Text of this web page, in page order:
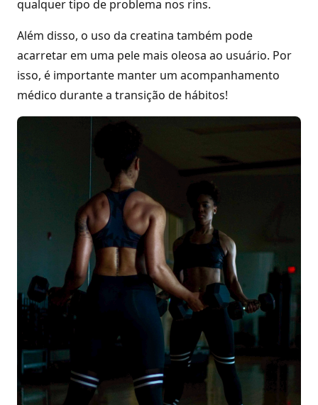
qualquer tipo de problema nos rins.
Além disso, o uso da creatina também pode
acarretar em uma pele mais oleosa ao usuário. Por
isso, é importante manter um acompanhamento
médico durante a transição de hábitos!